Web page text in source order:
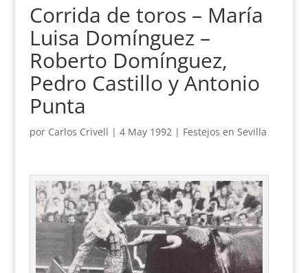
Corrida de toros – María
Luisa Domínguez –
Roberto Domínguez,
Pedro Castillo y Antonio
Punta
por Carlos Crivell | 4 May 1992| Festejos en Sevilla